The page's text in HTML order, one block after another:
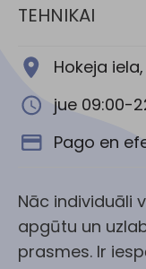
TEHNIKAI
Hokeja
jue 09:00-
Pago en
Nāc individuāli
apgūtu un
prasmes. Ir